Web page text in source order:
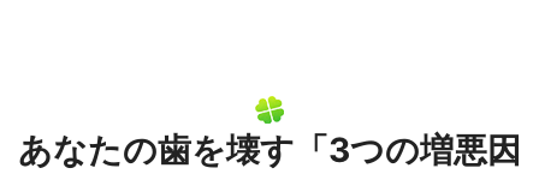
あなたの歯を壊す「3つの増悪因